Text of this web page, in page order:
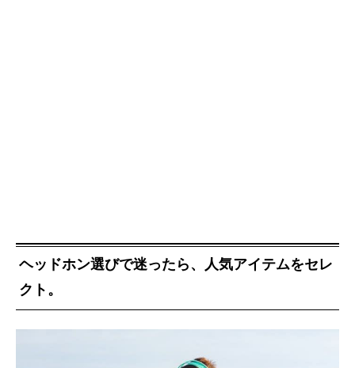
ヘッドホン選びで迷ったら、人気アイテムをセレ
クト。